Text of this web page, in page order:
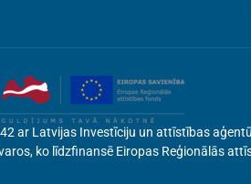
ar Latvijas Investīciju un attīstības
ko līdzfinansē Eiropas Reģionālās